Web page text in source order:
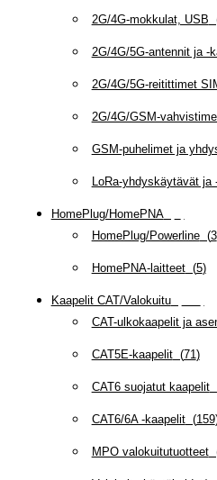
2G/4G-mokkulat, USB
2G/4G/5G-antennit ja -
2G/4G/5G-reitittimet
2G/4G/GSM-
GSM-puhelimet ja
LoRa-yhdyskäytävät ja
HomePlug/HomePNA(
HomePlug/Powerline(3
HomePNA-laitteet(5)
Kaapelit CAT/Valokuitu(
CAT-ulkokaapelit ja
CAT5E-kaapelit(71)
CAT6 suojatut kaapelit
CAT6/6A -kaapelit(159
MPO valokuitutuotteet